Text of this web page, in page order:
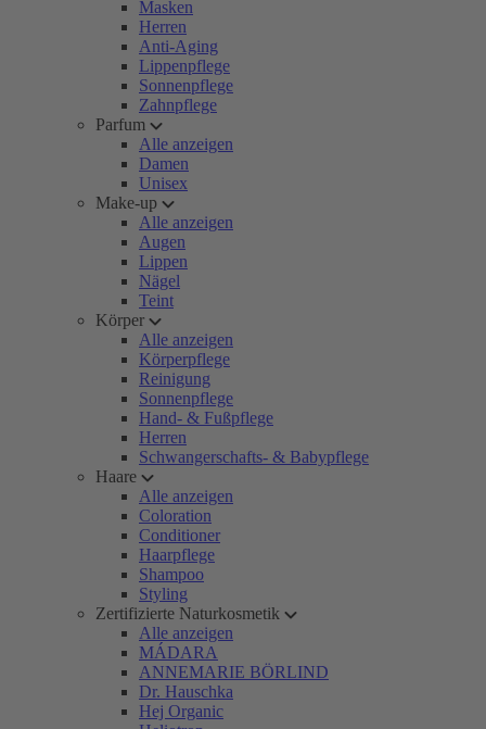
Masken
Herren
Anti-Aging
Lippenpflege
Sonnenpflege
Zahnpflege
Parfum
Alle anzeigen
Damen
Unisex
Make-up
Alle anzeigen
Augen
Lippen
Nägel
Teint
Körper
Alle anzeigen
Körperpflege
Reinigung
Sonnenpflege
Hand- & Fußpflege
Herren
Schwangerschafts- & Babypflege
Haare
Alle anzeigen
Coloration
Conditioner
Haarpflege
Shampoo
Styling
Zertifizierte Naturkosmetik
Alle anzeigen
MÁDARA
ANNEMARIE BÖRLIND
Dr. Hauschka
Hej Organic